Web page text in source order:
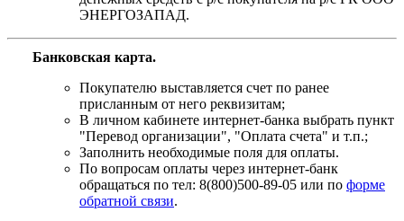
ЭНЕРГОЗАПАД.
Банковская карта.
Покупателю выставляется счет по ранее
присланным от него реквизитам;
В личном кабинете интернет-банка выбрать пункт
"Перевод организации", "Оплата счета" и т.п.;
Заполнить необходимые поля для оплаты.
По вопросам оплаты через интернет-банк
обращаться по тел: 8(800)500-89-05 или по форме
обратной связи.